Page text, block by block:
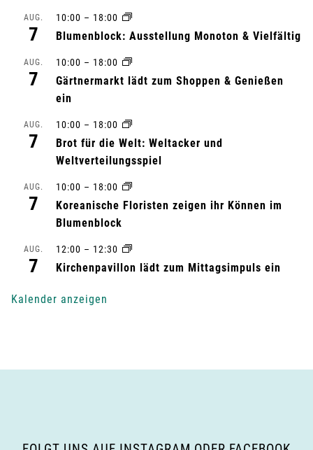
v
AUG.
7
10:00 – 18:00
Blumenblock: Ausstellung Monoton & Vielfältig
AUG.
7
10:00 – 18:00
Gärtnermarkt lädt zum Shoppen & Genießen
ein
AUG.
7
10:00 – 18:00
Brot für die Welt: Weltacker und
Weltverteilungsspiel
AUG.
7
10:00 – 18:00
Koreanische Floristen zeigen ihr Können im
Blumenblock
AUG.
7
12:00 – 12:30
Kirchenpavillon lädt zum Mittagsimpuls ein
Kalender anzeigen